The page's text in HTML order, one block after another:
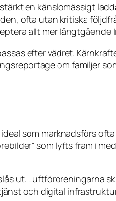
en känslomässigt
ofta utan kritiska
allt mer långtgående
efter vädret.
om familjer
som marknadsförs
som lyfts fram i
ut. Luftföroreningarna
och digital